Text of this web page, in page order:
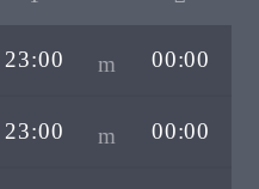
23:00 00:00
23:00 00:00